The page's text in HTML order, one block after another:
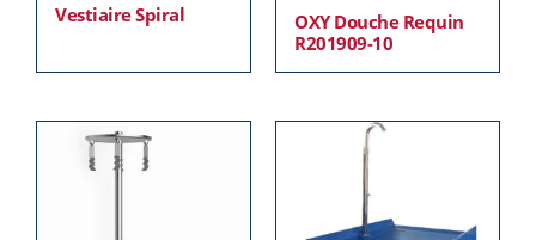
Vestiaire Spiral
OXY Douche Requin
R201909-10